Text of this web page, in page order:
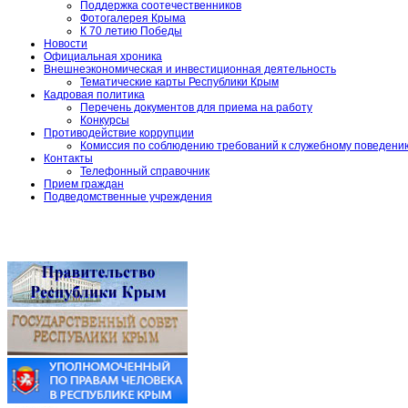
Поддержка соотечественников
Фотогалерея Крыма
К 70 летию Победы
Новости
Официальная хроника
Внешнеэкономическая и инвестиционная деятельность
Тематические карты Республики Крым
Кадровая политика
Перечень документов для приема на работу
Конкурсы
Противодействие коррупции
Комиссия по соблюдению требований к служебному
Контакты
Телефонный справочник
Прием граждан
Подведомственные учреждения